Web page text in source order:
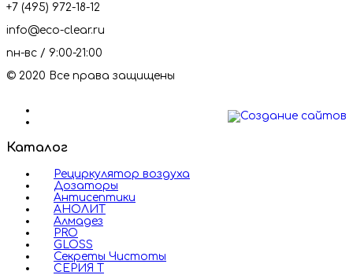
+7 (495) 972-18-12
info@eco-clear.ru
пн-вс / 9:00-21:00
© 2020 Все права защищены
Каталог
Рециркулятор воздуха
Дозаторы
Антисептики
АНОЛИТ
Алмадез
PRO
GLOSS
Секреты Чистоты
СЕРИЯ Т